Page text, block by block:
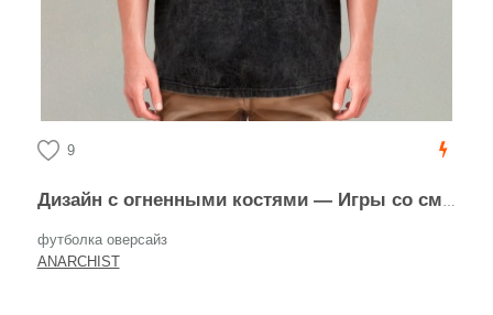
9
Дизайн с огненными костями — Игры со смертью
футболка оверсайз
ANARCHIST